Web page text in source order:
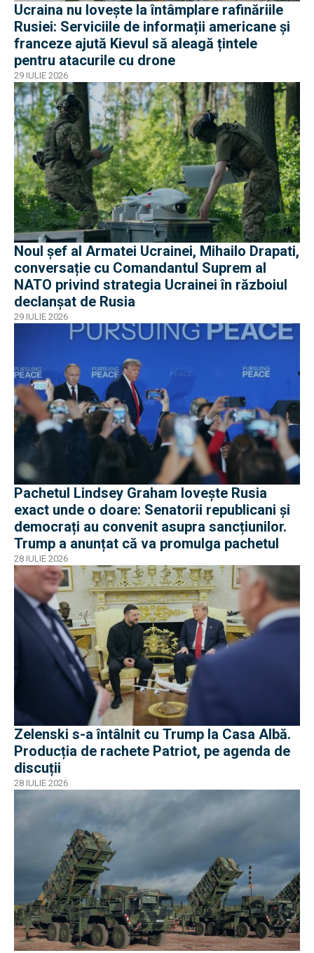
Ucraina nu lovește la întâmplare rafinăriile
Rusiei: Serviciile de informații americane și
franceze ajută Kievul să aleagă țintele
pentru atacurile cu drone
29 IULIE 2026
Noul șef al Armatei Ucrainei, Mihailo Drapati,
conversație cu Comandantul Suprem al
NATO privind strategia Ucrainei în războiul
declanșat de Rusia
29 IULIE 2026
Pachetul Lindsey Graham lovește Rusia
exact unde o doare: Senatorii republicani și
democrați au convenit asupra sancțiunilor.
Trump a anunțat că va promulga pachetul
28 IULIE 2026
Zelenski s-a întâlnit cu Trump la Casa Albă.
Producția de rachete Patriot, pe agenda de
discuții
28 IULIE 2026